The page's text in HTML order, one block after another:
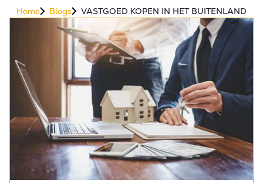
Home Blogs VASTGOED KOPEN IN HET BUITENLAND